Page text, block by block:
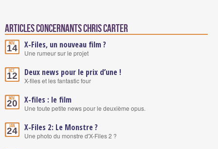
Articles concernants Chris Carter
Nov.
14 X-Files, un nouveau film ?
Une rumeur sur le projet
Oct.
12 Deux news pour le prix d’une !
X-files et les fantastic four
Nov.
20 X-files : le film
Une toute petite news pour le deuxième opus.
Jan.
24 X-Files 2: Le Monstre ?
Une photo du monstre d'X-Files 2 ?